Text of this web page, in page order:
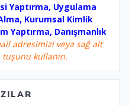
Yaptırma, Uygulama
Kurumsal Kimlik
Yaptırma, Danışmanlık
adresimizi veya sağ alt
kullanın.